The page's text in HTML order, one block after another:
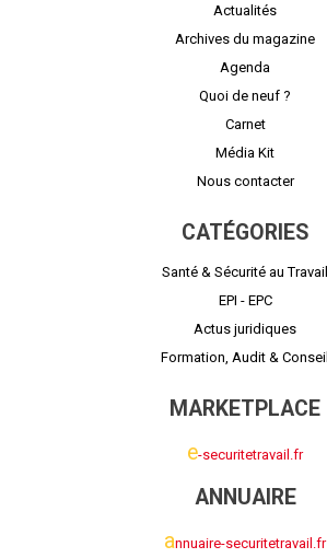
Actualités
Archives du magazine
Agenda
Quoi de neuf ?
Carnet
Média Kit
Nous contacter
CATÉGORIES
Santé & Sécurité au Travail
EPI - EPC
Actus juridiques
Formation, Audit & Conseil
MARKETPLACE
e-securitetravail.fr
ANNUAIRE
annuaire-securitetravail.fr